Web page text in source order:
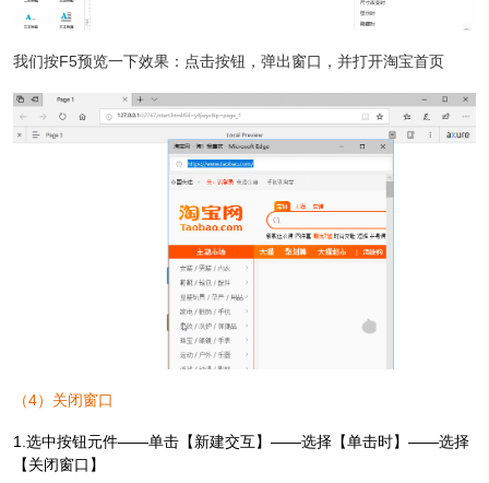
我们按F5预览一下效果：点击按钮，弹出窗口，并打开淘宝首页
（4）关闭窗口
1.选中按钮元件——单击【新建交互】——选择【单击时】——选择
【关闭窗口】